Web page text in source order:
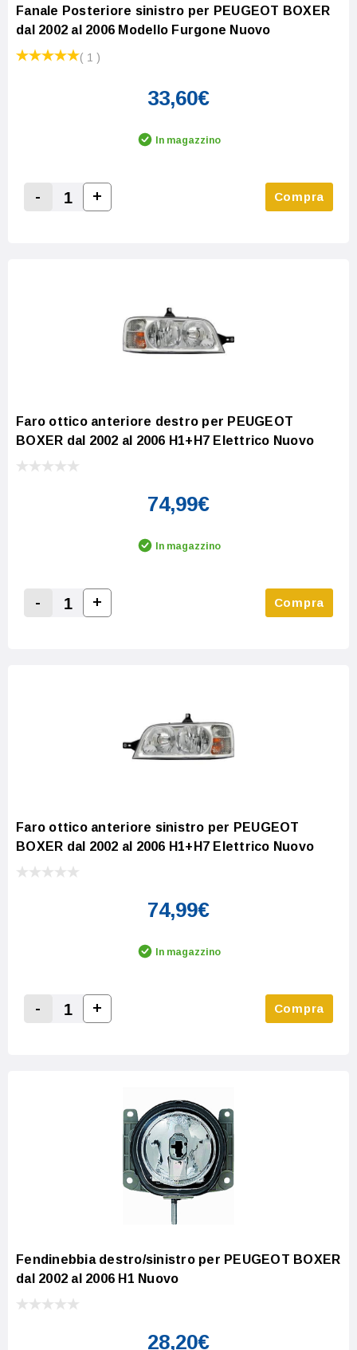
Fanale Posteriore sinistro per PEUGEOT BOXER
dal 2002 al 2006 Modello Furgone Nuovo
( 1 )
33,60€
In magazzino
Decrease Quantity:
-
Increase Quantity:
+ Compra
Faro ottico anteriore destro per PEUGEOT
BOXER dal 2002 al 2006 H1+H7 Elettrico Nuovo
74,99€
In magazzino
Decrease Quantity:
-
Increase Quantity:
+ Compra
Faro ottico anteriore sinistro per PEUGEOT
BOXER dal 2002 al 2006 H1+H7 Elettrico Nuovo
74,99€
In magazzino
Decrease Quantity:
-
Increase Quantity:
+ Compra
Fendinebbia destro/sinistro per PEUGEOT BOXER
dal 2002 al 2006 H1 Nuovo
28,20€